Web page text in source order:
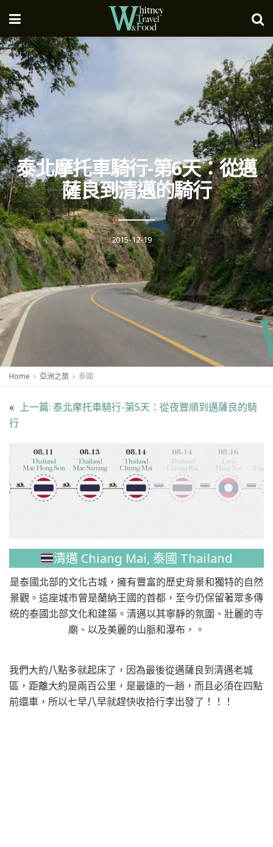
泰北摩托車騎行-第6天：從邁
薩良到清邁的騎行
2015-12-19
Home 亞洲之旅 泰國
« 上一篇: 泰北摩托車騎行-第5天：從夜豐順到邁薩良的騎
行
清邁 Chiang Mai, 泰國 Thailand
是泰國北部的文化古城，擁有豐富的歷史背景和獨特的自然
景觀。這座城市曾是蘭納王國的首都，至今仍保留著眾多傳
統的泰國北部文化和建築。清邁以其寧靜的氛圍、壯麗的寺
廟、以及美麗的山脈和瀑布，。
我們大約八點多就起床了，因為最後從邁薩良到清邁老城
區，距離大約是兩百公里，是最遠的一趟，而且必須在四點
前還車，所以七早八早就趕快收拾行李出發了！！！